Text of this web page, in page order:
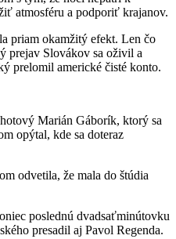
atmosféru a podporiť krajanov.
priam okamžitý efekt. Len čo
prejav Slovákov sa oživil a
prelomil americké čisté konto.
Marián Gáborík, ktorý sa
opýtal, kde sa doteraz
odvetila, že mala do štúdia
poslednú dvadsaťminútovku
presadil aj Pavol Regenda.